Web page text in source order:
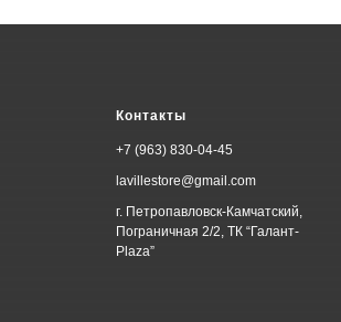
Контакты
+7 (963) 830-04-45
lavillestore@gmail.com
г. Петропавловск-Камчатский,
Пограничная 2/2, ТК “Галант-
Plaza”